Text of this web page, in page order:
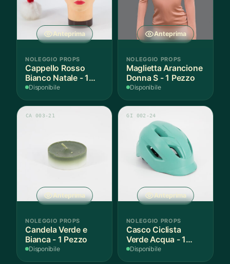
Anteprima
NOLEGGIO PROPS
Cappello Rosso
Bianco Natale - 1
Pezzo
Disponibile
Anteprima
NOLEGGIO PROPS
Maglietta Arancione
Donna S - 1 Pezzo
Disponibile
Anteprima
CA 003-21
NOLEGGIO PROPS
Candela Verde e
Bianca - 1 Pezzo
Disponibile
Anteprima
GI 002-24
NOLEGGIO PROPS
Casco Ciclista
Verde Acqua - 1
Pezzo
Disponibile